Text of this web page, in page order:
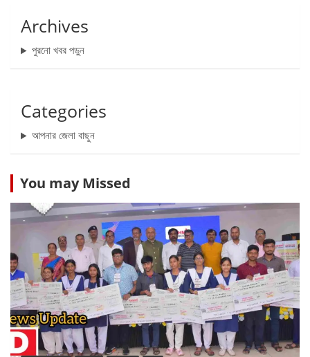
Archives
পুরনো খবর পড়ুন
Categories
আপনার জেলা বাছুন
You may Missed